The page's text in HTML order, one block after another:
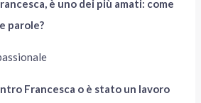
è uno dei più amati: come
parole?
Francesca o è stato un lavoro